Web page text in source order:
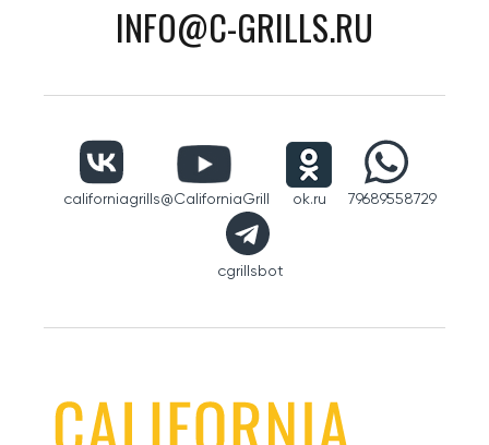
INFO@C-GRILLS.RU
californiagrills@CaliforniaGrill ok.ru 79689558729
cgrillsbot